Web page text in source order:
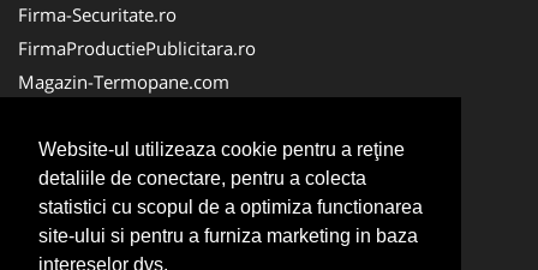
Website-ul utilizeaza cookie pentru a reţine
detaliile de conectare, pentru a colecta
statistici cu scopul de a optimiza functionarea
site-ului si pentru a furniza marketing in baza
intereselor dvs.
Firma-Securitate.ro
FirmaProductiePublicitara.ro
Magazin-Termopane.com
CramaVinuri.ro
FirmaTractariAuto.ro
InstalatiiSolare.com
Pescaresc.ro